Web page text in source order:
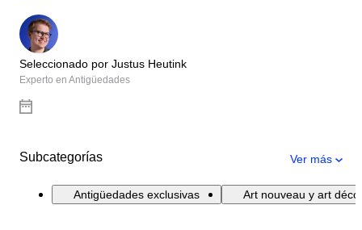
Seleccionado por Justus Heutink
Experto en Antigüedades
Subcategorías Ver más
Antigüedades exclusivas Art nouveau y art